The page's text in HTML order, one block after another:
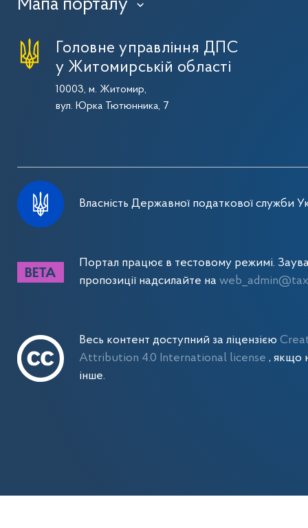
Мапа порталу ›
Головне управління ДПС
у Житомирській області
10003, м. Житомир,
вул. Юрка Тютюнника, 7
Власність Державної податкової служби
Портал працює в тестовому режимі.
пропозиції надсилайте на
Весь контент доступний за ліцензією
Attribution 4.0 International license , якщо
інше.